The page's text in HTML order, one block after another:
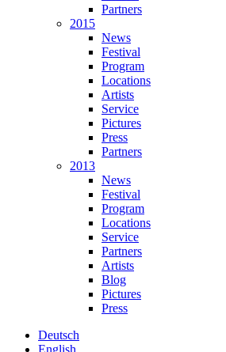
Partners
2015
News
Festival
Program
Locations
Artists
Service
Pictures
Press
Partners
2013
News
Festival
Program
Locations
Service
Partners
Artists
Blog
Pictures
Press
Deutsch
English